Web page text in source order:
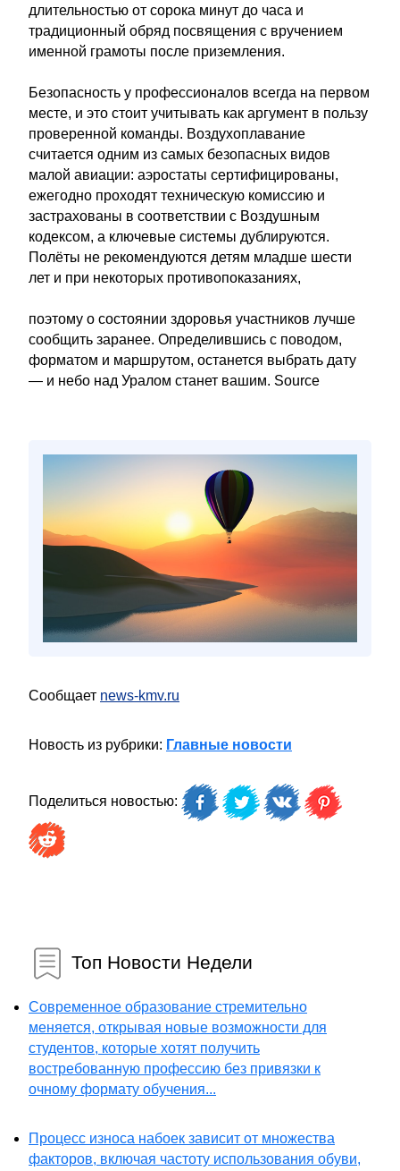
длительностью от сорока минут до часа и
традиционный обряд посвящения с вручением
именной грамоты после приземления.
Безопасность у профессионалов всегда на первом
месте, и это стоит учитывать как аргумент в пользу
проверенной команды. Воздухоплавание
считается одним из самых безопасных видов
малой авиации: аэростаты сертифицированы,
ежегодно проходят техническую комиссию и
застрахованы в соответствии с Воздушным
кодексом, а ключевые системы дублируются.
Полёты не рекомендуются детям младше шести
лет и при некоторых противопоказаниях,
поэтому о состоянии здоровья участников лучше
сообщить заранее. Определившись с поводом,
форматом и маршрутом, останется выбрать дату
— и небо над Уралом станет вашим. Source
Сообщает news-kmv.ru
Новость из рубрики: Главные новости
Поделиться новостью:
Топ Новости Недели
Современное образование стремительно
меняется, открывая новые возможности для
студентов, которые хотят получить
востребованную профессию без привязки к
очному формату обучения...
Процесс износа набоек зависит от множества
факторов, включая частоту использования обуви,